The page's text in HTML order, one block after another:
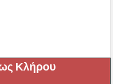
Κλήρου